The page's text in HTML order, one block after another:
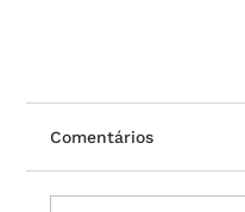
Comentários